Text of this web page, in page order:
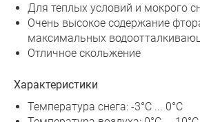
Для теплых условий и мокрого
Очень высокое содержание
максимальных
Отличное скольжение
Характеристики
Температура снега: -3°C ... 0°C